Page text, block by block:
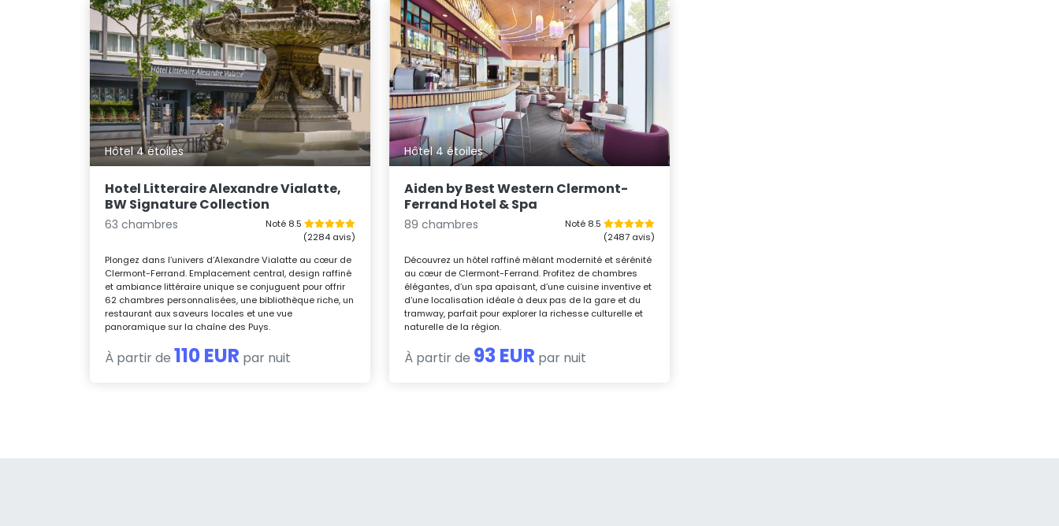
Hôtel 4 étoiles
Hotel Litteraire Alexandre Vialatte,
BW Signature Collection
63 chambres
Noté 8.5
(2284 avis)
Plongez dans l’univers d’Alexandre Vialatte au cœur de
Clermont-Ferrand. Emplacement central, design raffiné
et ambiance littéraire unique se conjuguent pour offrir
62 chambres personnalisées, une bibliothèque riche, un
restaurant aux saveurs locales et une vue
panoramique sur la chaîne des Puys.
À partir de 110 EUR par nuit
Hôtel 4 étoiles
Aiden by Best Western Clermont-
Ferrand Hotel & Spa
89 chambres
Noté 8.5
(2487 avis)
Découvrez un hôtel raffiné mêlant modernité et sérénité
au cœur de Clermont-Ferrand. Profitez de chambres
élégantes, d’un spa apaisant, d’une cuisine inventive et
d’une localisation idéale à deux pas de la gare et du
tramway, parfait pour explorer la richesse culturelle et
naturelle de la région.
À partir de 93 EUR par nuit